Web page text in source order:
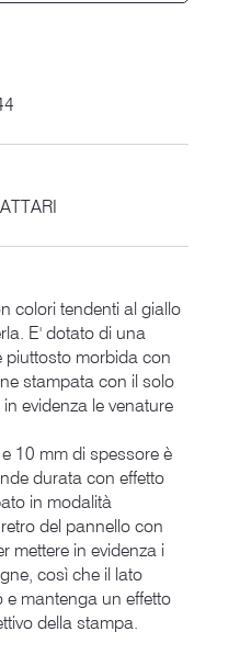
colori tendenti al giallo
E' dotato di una
piuttosto morbida con
stampata con il solo
evidenza le venature
10 mm di spessore è
durata con effetto
in modalità
del pannello con
mettere in evidenza i
così che il lato
e mantenga un effetto
della stampa.